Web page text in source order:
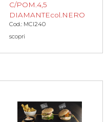
C/POM.4,5
DIAMANTEcol.NERO
Cod.: MCI240
scopri